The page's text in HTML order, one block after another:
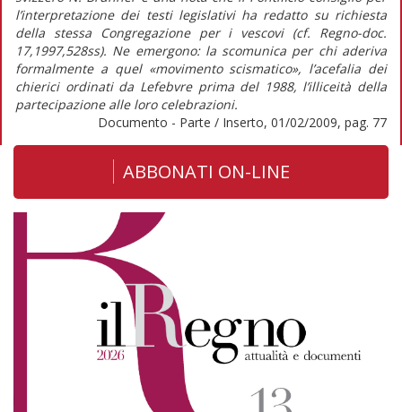
l’interpretazione dei testi legislativi ha redatto su richiesta
della stessa Congregazione per i vescovi (cf. Regno-doc.
17,1997,528ss). Ne emergono: la scomunica per chi aderiva
formalmente a quel «movimento scismatico», l’acefalia dei
chierici ordinati da Lefebvre prima del 1988, l’illiceità della
partecipazione alle loro celebrazioni.
Documento - Parte / Inserto, 01/02/2009, pag. 77
ABBONATI ON-LINE